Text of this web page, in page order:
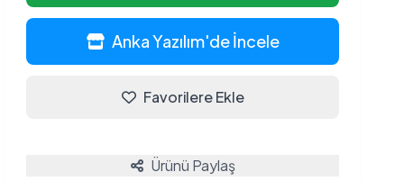
Anka Yazılım'de İncele
Favorilere Ekle
Ürünü Paylaş